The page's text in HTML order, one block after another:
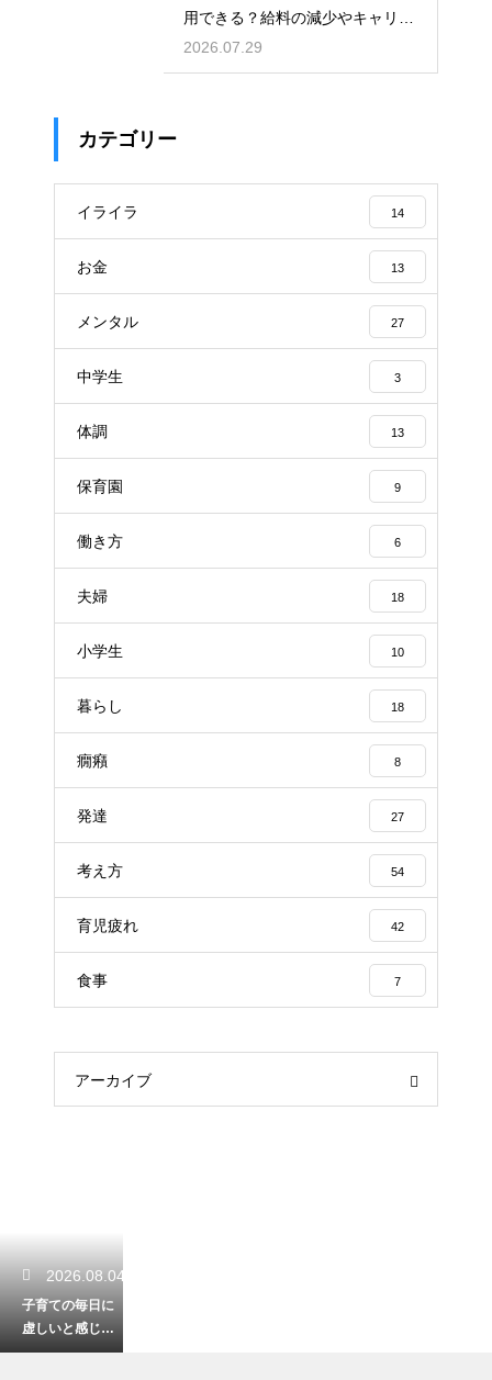
用できる？給料の減少やキャリア
への影響を考慮して賢く働くため
のポイント
2026.07.29
カテゴリー
イライラ 14
お金 13
メンタル 27
中学生 3
体調 13
保育園 9
働き方 6
夫婦 18
小学生 10
暮らし 18
癇癪 8
発達 27
考え方 54
育児疲れ 42
食事 7
アーカイブ
2026.08.04
子育ての毎日に
虚しいと感じて
しまう親の心